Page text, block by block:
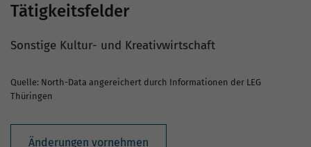
Tätigkeitsfelder
Sonstige Kultur- und Kreativwirtschaft
Quelle: North-Data angereichert durch Informationen der LEG
Thüringen
Änderungen vornehmen